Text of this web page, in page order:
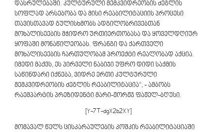
დასრულებაში. კულტურული მემკვიდრეობის ძეგლის
სოფლად არსებობა და მისი რეაბილიტაციის პროცესი
თავისთავად გულისხმობს ადგილობრივებთან
მოხალისეების მჭიდრო ურთიერთობასა და ყოველდღიურ
ყოფაში მონაწილეობას. ფრანგი და ქართველი
მოხალისეების ჩართულობამ პროექტი რეალობად აქცია.
იმედი მაქვს, ეს პირველი ნაბიჯი უფრო დიდი საქმის
საწინდარი იქნება, ვიდრე ერთი კულტურული
მემკვიდრეობის ძეგლის რეაბილიტაცია“, - ამბობს
რაემპარტის პრეზიდენტი მარი-ჟორჟჯ ფაჟელ-ბღუსი.
[Y-7T-dgX2b2XY]
მომავალ წელს ცისკარაულების კოშკის რეაბილიტაციაში